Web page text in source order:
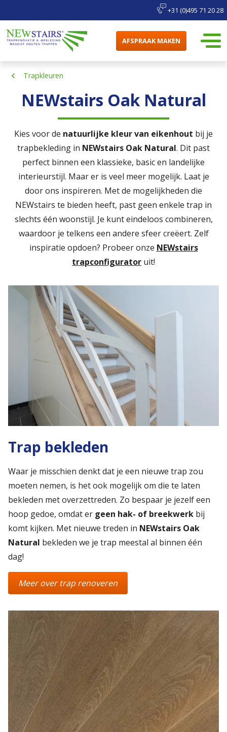
+31 (0)495 71 20 28
AFSPRAAK MAKEN
Trapkleuren
NEWstairs Oak Natural
Kies voor de natuurlijke kleur van eikenhout bij je
trapbekleding in NEWstairs Oak Natural. Dit past
perfect binnen een klassieke, basic en landelijke
interieurstijl. Maar er is veel meer mogelijk. Laat je
door ons inspireren. Met de mogelijkheden die
NEWstairs te bieden heeft, past geen enkele trap in
slechts één woonstijl. Je kunt eindeloos combineren,
waardoor je telkens een andere sfeer creëert. Zelf
inspiratie opdoen? Probeer onze NEWstairs
trapconfigurator uit!
Trap bekleden
Waar je misschien denkt dat je een nieuwe trap zou
moeten nemen, is het ook mogelijk om die te laten
bekleden met overzettreden. Zo bespaar je jezelf een
hoop gedoe, omdat er geen hak- of breekwerk bij
komt kijken. Met nieuwe treden in NEWstairs Oak
Natural bekleden we je trap meestal al binnen één
dag!
Meer over trap renoveren